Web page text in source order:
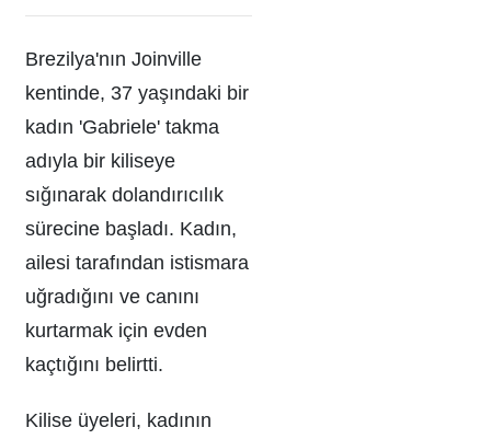
Brezilya'nın Joinville
kentinde, 37 yaşındaki bir
kadın 'Gabriele' takma
adıyla bir kiliseye
sığınarak dolandırıcılık
sürecine başladı. Kadın,
ailesi tarafından istismara
uğradığını ve canını
kurtarmak için evden
kaçtığını belirtti.
Kilise üyeleri, kadının